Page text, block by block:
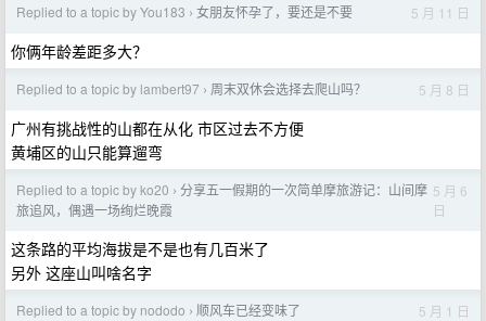
Replied to a topic by You183 › 女朋友怀孕了，要还是不要 5 月 11 日
你俩年龄差距多大？
Replied to a topic by lambert97 › 周末双休会选择去爬山吗？ 5 月 8 日
广州有挑战性的山都在从化 市区过去不方便
黄埔区的山只能算遛弯
Replied to a topic by ko20 › 分享五一假期的一次简单摩旅游记：山间摩
旅追风，偶遇一场绚烂晚霞
5 月 6
日
这条路的平均海拔是不是也有几百米了
另外 这座山叫啥名字
Replied to a topic by nododo › 顺风车已经变味了 5 月 1 日